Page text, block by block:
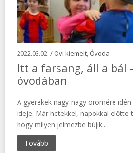
2022.03.02. / Ovi kiemelt, Óvoda
Itt a farsang, áll a bál
óvodában
A gyerekek nagy-nagy örömére
ideje. Már hetekkel, napokkal előtte
hogy milyen jelmezbe bújik...
Tovább